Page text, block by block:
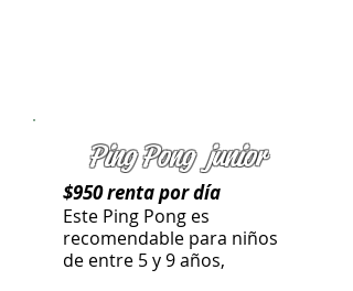
Ping Pong junior
$950 renta por día
Este Ping Pong es
recomendable para niños
de entre 5 y 9 años,